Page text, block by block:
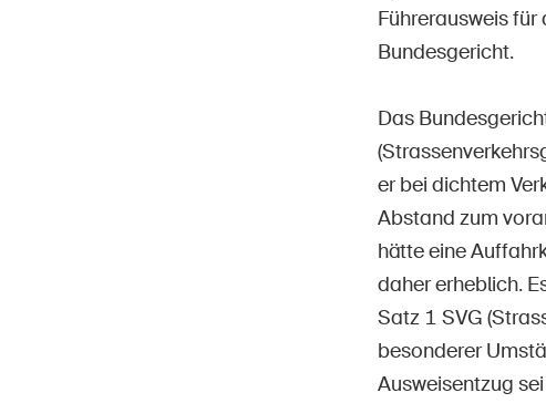
Führerausweis
Bundesgericht.
Das
er bei dichtem
Abstand zum
hätte eine
daher erheblich.
Satz 1 SVG
besonderer
Ausweisentzug